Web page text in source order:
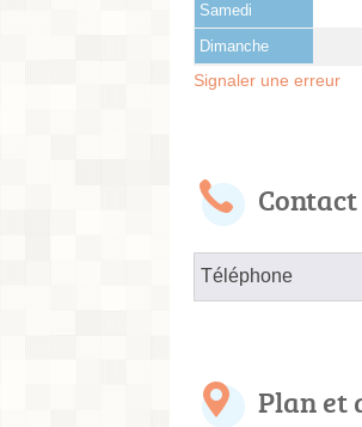
Samedi
Dimanche
Signaler une erreur
Contact
Téléphone
Plan et